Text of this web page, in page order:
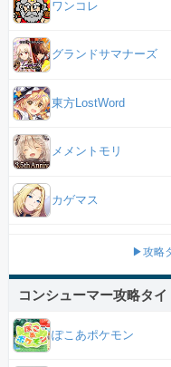
ワンコレ
グランドサマナーズ
東方LostWord
メメントモリ
カゲマス
▶攻略
コンシューマー攻略タ
ぽこあポケモン